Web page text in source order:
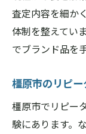
査定内容を細か
体制を整えてい
でブランド品を
橿原市のリピ
橿原市でリピー
験にあります。